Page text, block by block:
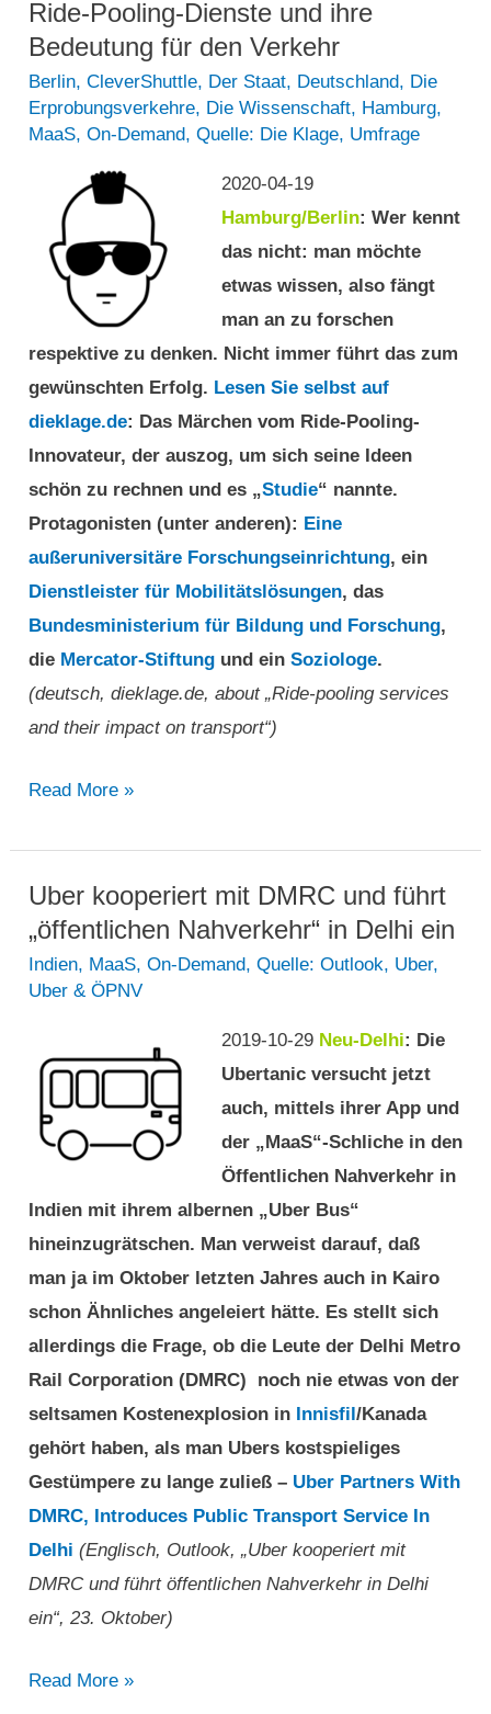
Massenvernichtung
von
Scootern
und
Elektrofahrrädern
kritisiert
für
die
Massenvernichtung
von
Scootern
Elektrofahrrädern
kritisiert
Ride-Pooling-Dienste und ihre
Bedeutung für den Verkehr
Berlin,CleverShuttle, Der Staat, Deutschland, Die
Erprobungsverkehre, Die Wissenschaft, Hamburg,
MaaS,On-Demand,Quelle: Die Klage, Umfrage
2020-04-19
Hamburg/Berlin: Wer kennt
das nicht: man möchte
etwas wissen, also fängt
man an zu forschen
respektive zu denken. Nicht immer führt das zum
gewünschten Erfolg. Lesen Sie selbst auf
dieklage.de: Das Märchen vom Ride-Pooling-
Innovateur, der auszog, um sich seine Ideen
schön zu rechnen und es „Studie“ nannte.
Protagonisten (unter anderen): Eine
außeruniversitäre Forschungseinrichtung, ein
Dienstleister für Mobilitätslösungen, das
Bundesministerium für Bildung und Forschung,
die Mercator-Stiftung und einSoziologe.
(deutsch, dieklage.de, about „Ride-pooling services
and their impact on transport“)
Ride-
Dienste
und
ihre
Bedeutung
für
Verkehr
Read More »
Uber kooperiert mit DMRC und führt
„öffentlichen Nahverkehr“ in Delhi ein
Indien, MaaS,On-Demand,Quelle: Outlook, Uber,
Uber & ÖPNV
2019-10-29 Neu-Delhi: Die
Ubertanic versucht jetzt
auch, mittels ihrer App und
der „MaaS“-Schliche in den
Öffentlichen Nahverkehr in
Indien mit ihrem albernen „Uber Bus“
hineinzugrätschen. Man verweist darauf, daß
man ja im Oktober letzten Jahres auch in Kairo
schon Ähnliches angeleiert hätte. Es stellt sich
allerdings die Frage, ob die Leute der Delhi Metro
Rail Corporation (DMRC) noch nie etwas von der
seltsamen Kostenexplosion in Innisfil/Kanada
gehört haben, als man Ubers kostspieliges
Gestümpere zu lange zuließ – Uber Partners With
DMRC, Introduces Public Transport Service In
Delhi (Englisch, Outlook, „Uber kooperiert mit
DMRC und führt öffentlichen Nahverkehr in Delhi
ein“, 23. Oktober)
Uber
Read More »